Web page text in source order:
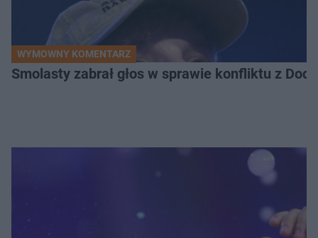
WYMOWNY KOMENTARZ
Smolasty zabrał głos w sprawie konfliktu z